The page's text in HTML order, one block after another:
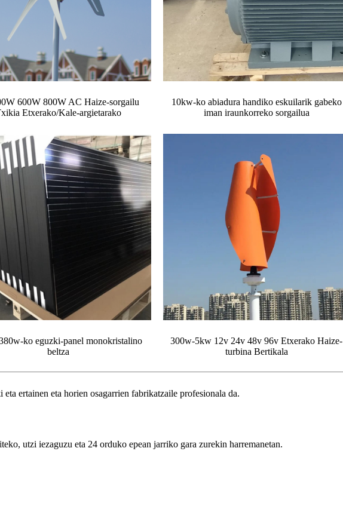
600W 800W AC Haize-sorgailu
Etxerako/Kale-argietarako
10kw-ko abiadura handiko eskuilarik gabeko
iman iraunkorreko sorgailua
ko eguzki-panel monokristalino
beltza
300w-5kw 12v 24v 48v 96v Etxerako Haize-
turbina Bertikala
ertainen eta horien osagarrien fabrikatzaile profesionala da.
utzi iezaguzu eta 24 orduko epean jarriko gara zurekin harremanetan.